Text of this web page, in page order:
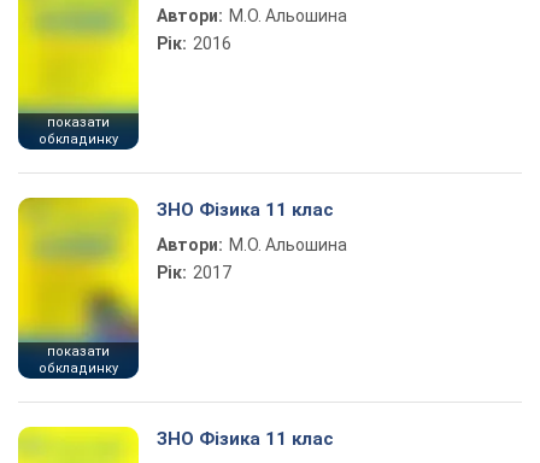
показати
обкладинку
Автори: М.О. Альошина
Рік: 2016
показати
обкладинку
ЗНО Фізика 11 клас
Автори: М.О. Альошина
Рік: 2017
ЗНО Фізика 11 клас